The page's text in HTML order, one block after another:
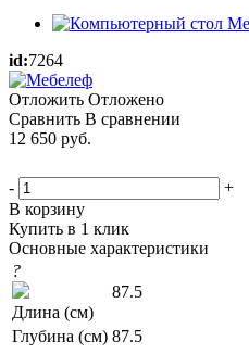
id:7264
Отложить Отложено
Сравнить В сравнении
12 650 руб.
-
+
В корзину
Купить в 1 клик
Основные характеристики
?
Длина (см)
87.5
Глубина (см) 87.5